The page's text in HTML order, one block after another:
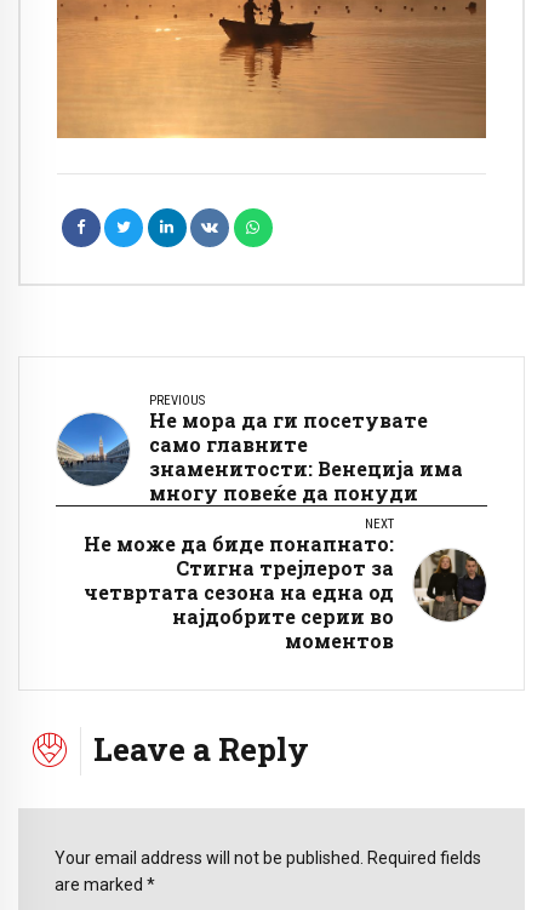
PREVIOUS
Не мора да ги посетувате
само главните
знаменитости: Венеција има
многу повеќе да понуди
NEXT
Не може да биде понапнато:
Стигна трејлерот за
четвртата сезона на една од
најдобрите серии во
моментов
Leave a Reply
Your email address will not be published. Required fields
are marked *